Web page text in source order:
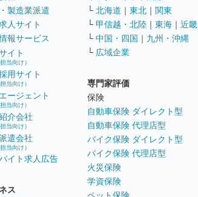
製造業派遣
人サイト
報サービス
イト
当向け）
用サイト
当向け）
ージェント
当向け）
介会社
当向け）
遣会社
当向け）
イト求人広告
ス
└ 北海道 ｜ 東北 ｜ 関東
└ 甲信越・北陸 ｜ 東海 ｜ 近畿
└ 中国・四国 ｜ 九州・沖縄
└ 広域企業
専門家評価
保険
自動車保険 ダイレクト型
自動車保険 代理店型
バイク保険 ダイレクト型
バイク保険 代理店型
火災保険
学資保険